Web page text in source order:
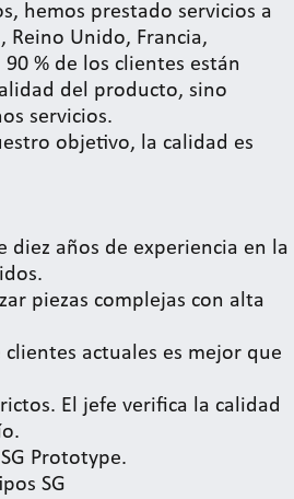
hemos prestado servicios a
Reino Unido, Francia,
% de los clientes están
del producto, sino
servicios.
objetivo, la calidad es
diez años de experiencia en la
piezas complejas con alta
actuales es mejor que
El jefe verifica la calidad
Prototype.
SG